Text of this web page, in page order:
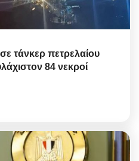
τάνκερ πετρελαίου
84 νεκροί